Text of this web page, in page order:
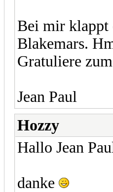
Bei mir klappt
Blakemars.
Gratuliere
Jean Paul
Hozzy
Hallo Jean
danke